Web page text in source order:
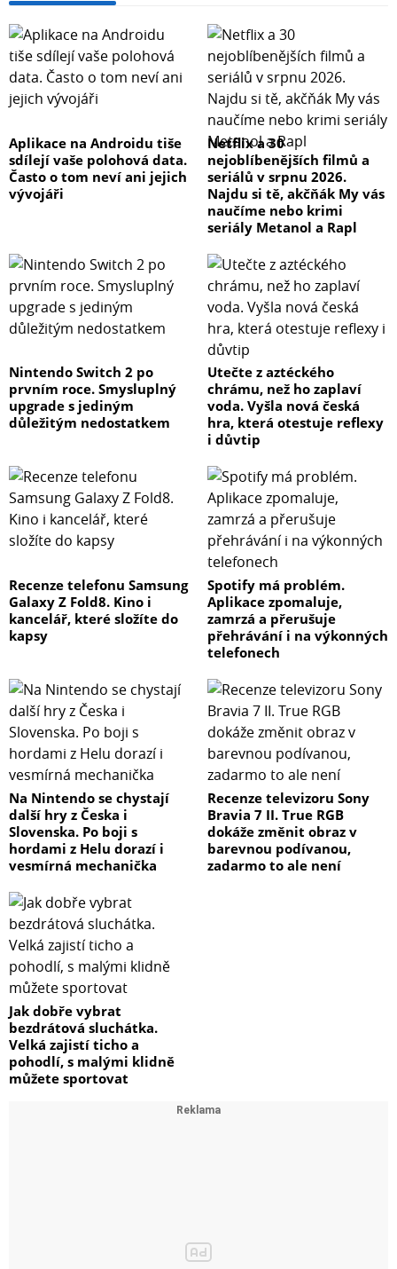
Aplikace na Androidu tiše
sdílejí vaše polohová data.
Často o tom neví ani jejich
vývojáři
Netflix a 30
nejoblíbenějších filmů a
seriálů v srpnu 2026.
Najdu si tě, akčňák My vás
naučíme nebo krimi
seriály Metanol a Rapl
Nintendo Switch 2 po
prvním roce. Smysluplný
upgrade s jediným
důležitým nedostatkem
Utečte z aztéckého
chrámu, než ho zaplaví
voda. Vyšla nová česká
hra, která otestuje reflexy
i důvtip
Recenze telefonu Samsung
Galaxy Z Fold8. Kino i
kancelář, které složíte do
kapsy
Spotify má problém.
Aplikace zpomaluje,
zamrzá a přerušuje
přehrávání i na výkonných
telefonech
Na Nintendo se chystají
další hry z Česka i
Slovenska. Po boji s
hordami z Helu dorazí i
vesmírná mechanička
Recenze televizoru Sony
Bravia 7 II. True RGB
dokáže změnit obraz v
barevnou podívanou,
zadarmo to ale není
Jak dobře vybrat
bezdrátová sluchátka.
Velká zajistí ticho a
pohodlí, s malými klidně
můžete sportovat